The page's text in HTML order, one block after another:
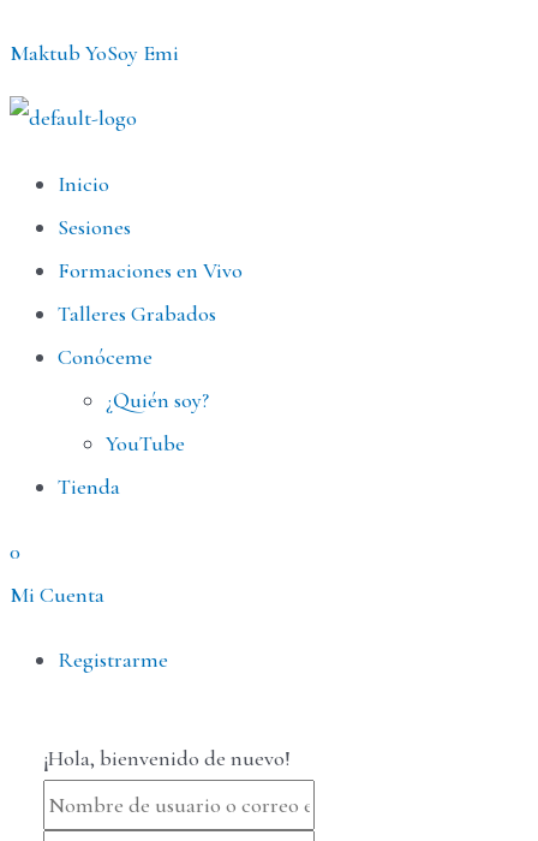
contenido
Maktub YoSoy Emi
MenúInicio
Sesiones
Formaciones en Vivo
Talleres Grabados
Conóceme
¿Quién soy?
YouTube
Tienda
0
Mi Cuenta
MenúRegistrarme
¡Hola, bienvenido de nuevo!